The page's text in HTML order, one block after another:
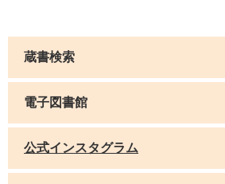
蔵書検索
電子図書館
公式インスタグラム